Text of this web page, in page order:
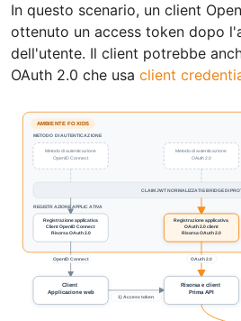
In questo scenario, un client
ottenuto un access token dopo
dell'utente. Il client potrebbe
OAuth 2.0 che usa client